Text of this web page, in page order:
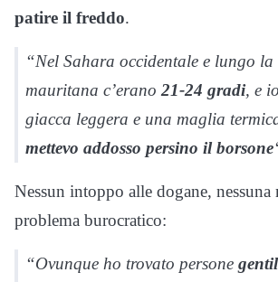
patire il freddo.
“Nel Sahara occidentale e lungo la
mauritana c’erano21-24 gradi, e
giacca leggera e una maglia
mettevo addosso persino il borsone
Nessun intoppo alle dogane, nessuna
problema burocratico:
“Ovunque ho trovato persone